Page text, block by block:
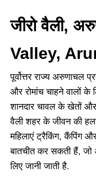
जीरो वैली,
Valley,
पूर्वोत्तर राज्य अरुणाचल
और रोमांच चाहने वालों के
शानदार चावल के खेतों और
वैली शहर के जीवन की
महिलाएं ट्रैकिंग, कैंपिंग
बातचीत कर सकती हैं,
लिए जानी जाती है.